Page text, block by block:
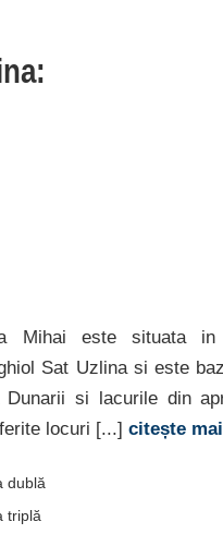
Mihai este situata in
Sat Uzlina si este
Dunarii si lacurile din
locuri [...] citește
dublă
triplă